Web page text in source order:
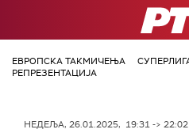
РТС
ЕВРОПСКА ТАКМИЧЕЊА
РЕПРЕЗЕНТАЦИЈА
НЕДЕЉА, 26.01.2025, 19:31 -> 22:02